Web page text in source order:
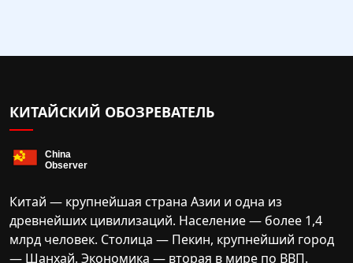
КИТАЙСКИЙ ОБОЗРЕВАТЕЛЬ
Китай — крупнейшая страна Азии и одна из
древнейших цивилизаций. Население — более 1,4
млрд человек. Столица — Пекин, крупнейший город
— Шанхай. Экономика — вторая в мире по ВВП.